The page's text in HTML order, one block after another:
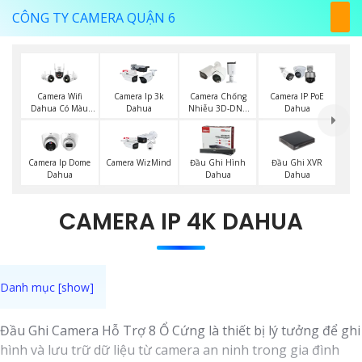
CÔNG TY CAMERA QUẬN 6
Camera Wifi
Dahua Có Màu
Camera Ip 3k
Dahua
Camera Chống
Nhiễu 3D-DNR
Camera IP PoE
Dahua
Camera Ip Dome
Dahua
Camera WizMind
Đầu Ghi Hình
Dahua
Đầu Ghi XVR
Dahua
CAMERA IP 4K DAHUA
Đầu Ghi Camera Hỗ Trợ 8 Ổ Cứng là thiết bị lý tưởng để ghi
hình và lưu trữ dữ liệu từ camera an ninh trong gia đình